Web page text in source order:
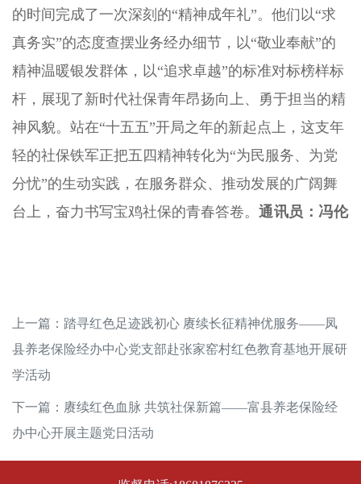
的时间完成了一次深刻的“精神成年礼”。他们以“求
真务实”的态度查摆业务经办细节，以“敬业奉献”的
精神温暖银发群体，以“追求卓越”的标准对标榜样标
杆，展现了新时代社保青年昂扬向上、勇于担当的精
神风貌。站在“十五五”开局之年的新起点上，这支年
轻的社保铁军正把五四精神转化为“为民服务、为党
分忧”的生动实践，在服务群众、推动发展的广阔舞
台上，奋力书写宝鸡社保的青春答卷。 通讯员：冯伦
上一篇： 踏寻红色足迹践初心 赓续长征精神优服务——凤
县养老保险经办中心党支部赴张家窑村红色教育基地开展研
学活动
下一篇： 赓续红色血脉 共筑社保新篇——富县养老保险经
办中心开展主题党日活动